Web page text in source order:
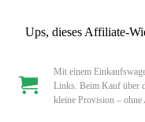
Ups, dieses Affiliate-
Mit einem
Links. Beim Kauf über
kleine Provision – ohne